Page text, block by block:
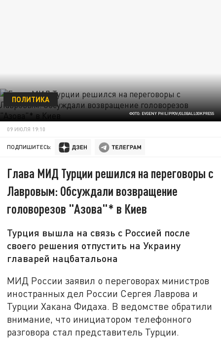
ФОТО: EVGENY PHILIPPOV/GLOBALLOOKPRESS
ПОЛИТИКА
09 ИЮЛЯ 19:10
ПОДПИШИТЕСЬ:
Глава МИД Турции решился на переговоры с
Лавровым: Обсуждали возвращение
головорезов "Азова"* в Киев
Турция вышла на связь с Россией после
своего решения отпустить на Украину
главарей нацбатальона
МИД России заявил о переговорах министров
иностранных дел России Сергея Лаврова и
Турции Хакана Фидаха. В ведомстве обратили
внимание, что инициатором телефонного
разговора стал представитель Турции.